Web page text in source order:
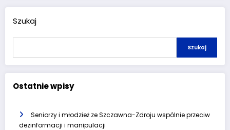
Szukaj
Szukaj
Ostatnie wpisy
Seniorzy i młodzież ze Szczawna-Zdroju wspólnie przeciw
dezinformacji i manipulacji